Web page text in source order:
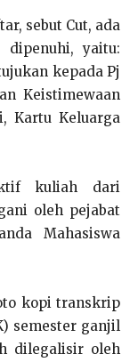
sebut Cut, ada
dipenuhi, yaitu:
kepada Pj
Keistimewaan
Kartu Keluarga
kuliah dari
oleh pejabat
Mahasiswa
kopi transkrip
semester ganjil
dilegalisir oleh